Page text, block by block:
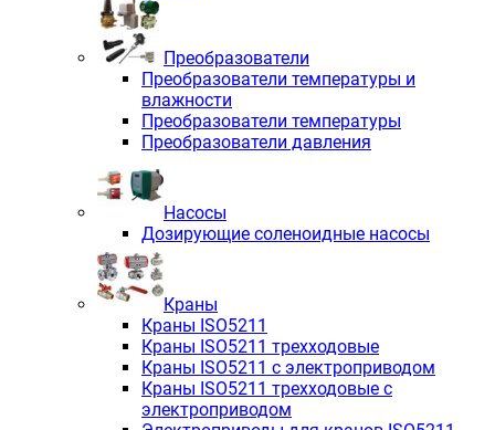
Преобразователи
Преобразователи температуры и
влажности
Преобразователи температуры
Преобразователи давления
Насосы
Дозирующие соленоидные насосы
Краны
Краны ISO5211
Краны ISO5211 трехходовые
Краны ISO5211 с электроприводом
Краны ISO5211 трехходовые с
электроприводом